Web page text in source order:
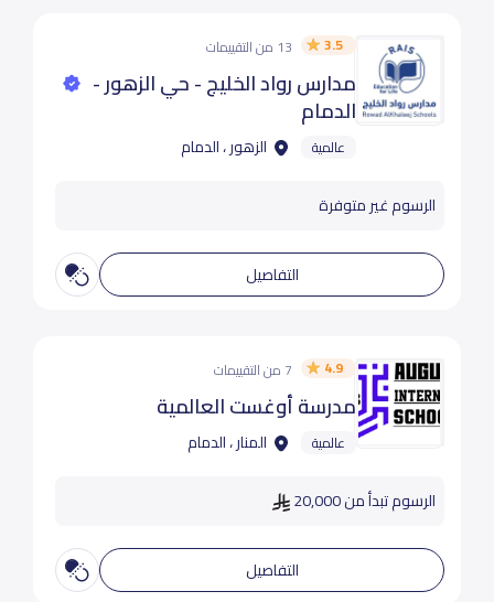
3.5 13 من التقييمات
مدارس رواد الخليج - حي الزهور -
الدمام
عالمية الزهور ، الدمام
الرسوم غير متوفرة
التفاصيل
4.9 7 من التقييمات
مدرسة أوغست العالمية
عالمية المنار ، الدمام
الرسوم تبدأ من 20,000
التفاصيل